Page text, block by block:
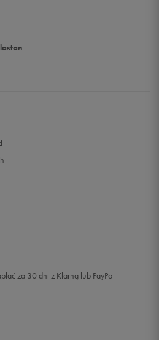
za 30 dni z Klarną lub PayPo